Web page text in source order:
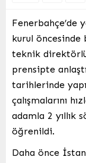
Fenerbahçe’de
kurul öncesinde
teknik
prensipte
tarihlerinde
çalışmalarını
adamla 2 yıllık
öğrenildi.
Daha önce